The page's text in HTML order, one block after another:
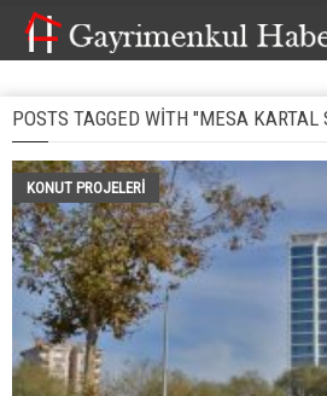
POSTS TAGGED WITH "MESA KARTAL
KONUT PROJELERI